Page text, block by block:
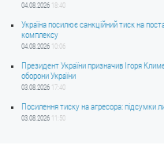
ДЕРЖАВНИЙ РЕЄСТР САНКЦІЙ
04.08.2026 18:40
Україна посилює санкційний тиск на
комплексу
04.08.2026 10:06
Президент України призначив Ігоря
оборони України
03.08.2026 17:40
Посилення тиску на агресора: підсумки
03.08.2026 11:50